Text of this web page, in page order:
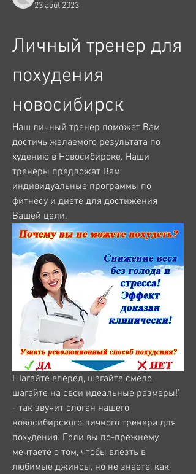
23 août 2023
Личный тренер для
похудения
новосибирск
Наш личный тренер поможет Вам
достичь желаемого результата по
худению в Новосибирске. Наши
тренеры предложат Вам
индивидуальные программы по
фитнесу и диете для достижения
Вашей цели.
Шагайте вперед, шагайте смело,
шагайте на свои идеальные размеры!'
- так звучит слоган нашего
новосибирского личного тренера для
похудения. Если вы по-прежнему
мечтаете о том, чтобы влезть в
любимые джинсы, но не знаете, как